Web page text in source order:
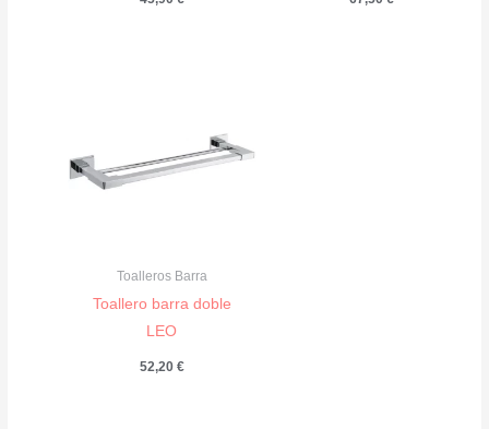
Toalleros Barra
Toallero barra doble
LEO
52,20 €